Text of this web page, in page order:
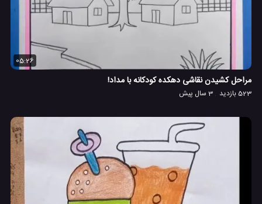
05:26
مراحل کشیدن نقاشی دهکده کودکانه با مداد!
523 بازدید 3 سال پیش